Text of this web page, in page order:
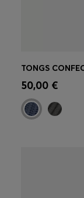
Achat
taille)
50,00 €